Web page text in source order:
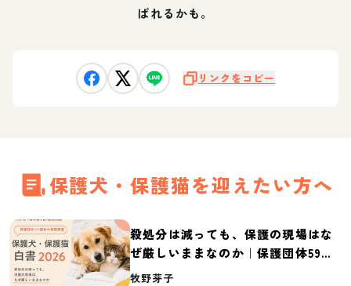
ばれるかも。
リンクをコピー
保護犬・保護猫を迎えたい方へ
殺処分は減っても、保護の現場はな
ぜ厳しいままなのか｜保護団体59団
体の実態調査【保護犬・保護猫白書
牧野芽子